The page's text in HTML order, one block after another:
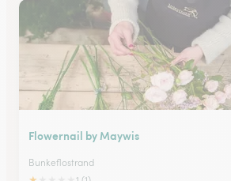
Flowernail by Maywis
Bunkeflostrand